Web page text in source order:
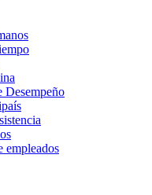
Desempeño
empleados